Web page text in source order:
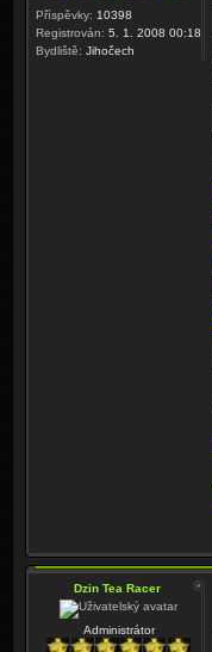
Příspěvky: 10398
Registrován: 5. 1. 2008 00:18
Bydliště: Jihočech
Dzin Tea Racer
Administrátor